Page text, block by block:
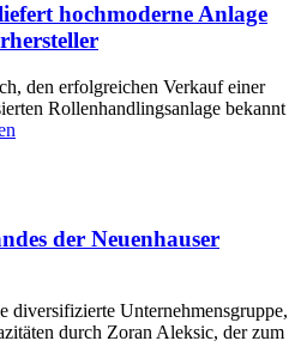
hochmoderne Anlage
den erfolgreichen Verkauf einer
Rollenhandlingsanlage bekannt
der Neuenhauser
diversifizierte Unternehmensgruppe,
durch Zoran Aleksic, der zum